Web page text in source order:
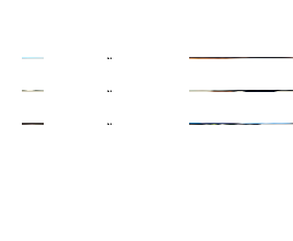
ข้อมูลและข้อมูลเชิงลึกของเรา